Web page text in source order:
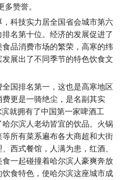
赞誉。
科技实力居全国省会城市第六
名第十位。经济的发展促进了
品消费市场的繁荣，高寒的纬
展出了不同季节的特色饮食文
国排名第一，这也是高寒地区
更是一骑绝尘，是名副其实
就拥有了中国第一家啤酒工
尔滨人老幼皆宜的饮品。火锅
所有菜系遍布各大商超和大街
西式餐馆，人满为患，红酒、
一起碰撞着哈尔滨人豪爽奔放
食特色，使哈尔滨这座城市成